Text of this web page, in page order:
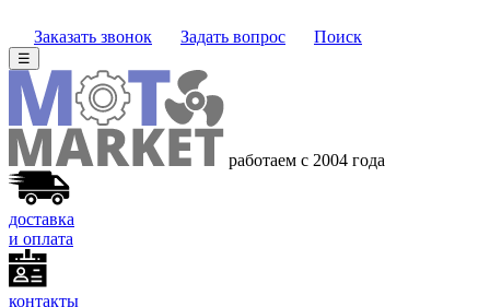
Заказать звонок Задать вопрос Поиск
☰
работаем с 2004 года
доставка
и оплата
контакты